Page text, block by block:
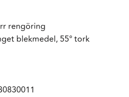
rengöring
blekmedel, 55° tork